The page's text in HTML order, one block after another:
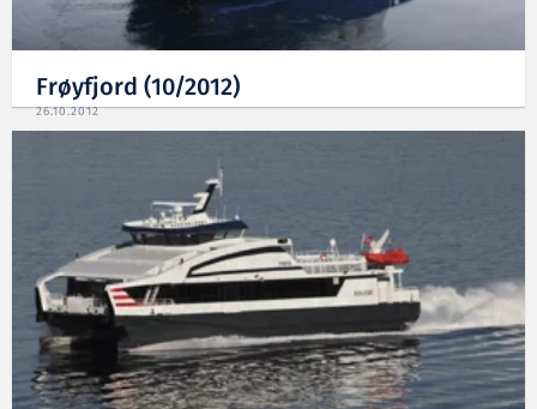
Frøyfjord (10/2012)
26.10.2012